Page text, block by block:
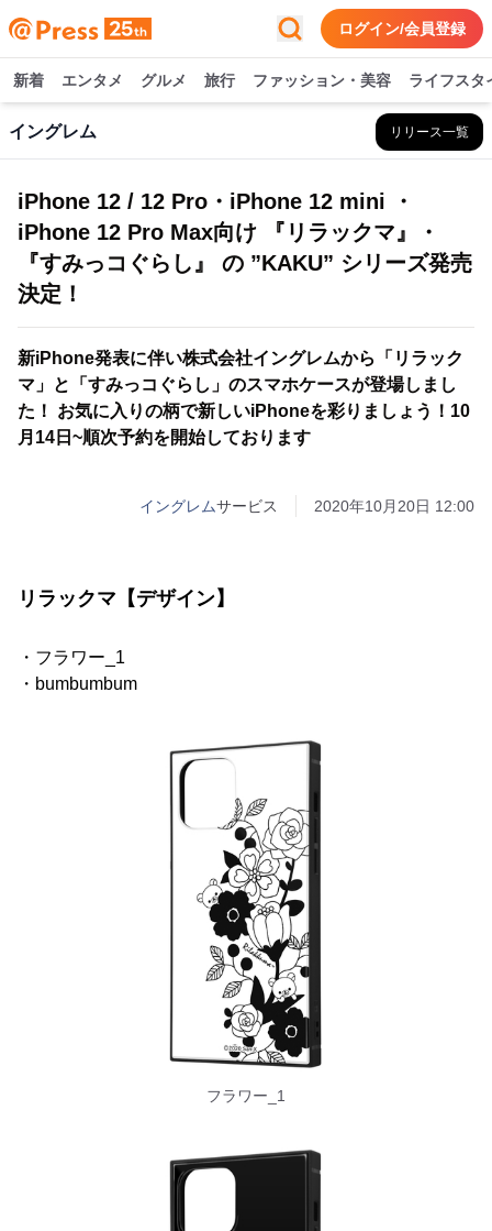
ログイン/会員登録
新着 エンタメ グルメ 旅行 ファッション・美容 ライフスタ
イングレム リリース一覧
iPhone 12 / 12 Pro・iPhone 12 mini ・
iPhone 12 Pro Max向け 『リラックマ』・
『すみっコぐらし』 の ”KAKU” シリーズ発売
決定！
新iPhone発表に伴い株式会社イングレムから「リラック
マ」と「すみっコぐらし」のスマホケースが登場しまし
た！ お気に入りの柄で新しいiPhoneを彩りましょう！10
月14日~順次予約を開始しております
イングレムサービス 2020年10月20日 12:00
リラックマ【デザイン】
・フラワー_1
・bumbumbum
フラワー_1